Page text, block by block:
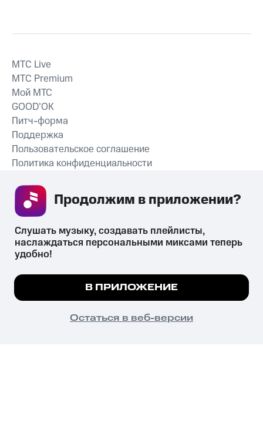
СКАЧАТЬ ПРИЛОЖЕНИЕ
MTС Live
MTС Premium
Мой МТС
GOOD’OK
Питч-форма
Поддержка
Пользовательское соглашение
Политика конфиденциальности
психотропных веществ, их аналогов причиняет вред здоровью,
их незаконный оборот запрещён и влечёт установленную
законодательством ответственность.
© 2026 ООО «КИОН».
Все права защищены
Мы используем куки, чтобы на сайте все
Подробнее
ПОНЯТНО
Слушать музыку, создавать плейлисты,
наслаждаться персональными миксами теперь
удобно!
В ПРИЛОЖЕНИЕ
Остаться в веб-версии